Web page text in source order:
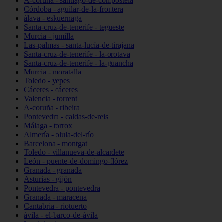
Córdoba - aguilar-de-la-frontera
álava - eskuernaga
Santa-cruz-de-tenerife - tegueste
Murcia - jumilla
Las-palmas - santa-lucía-de-tirajana
Santa-cruz-de-tenerife - la-orotava
Santa-cruz-de-tenerife - la-guancha
Murcia - moratalla
Toledo - yepes
Cáceres - cáceres
Valencia - torrent
A-coruña - ribeira
Pontevedra - caldas-de-reis
Málaga - torrox
Almería - olula-del-río
Barcelona - montgat
Toledo - villanueva-de-alcardete
León - puente-de-domingo-flórez
Granada - granada
Asturias - gijón
Pontevedra - pontevedra
Granada - maracena
Cantabria - riotuerto
ávila - el-barco-de-ávila